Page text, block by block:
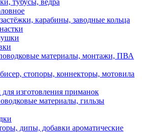
тубусы, вёдра
карабины, заводные кольца
материалы, монтажи, ПВА
стопоры, коннекторы, мотовила
изготовления приманок
материалы, гильзы
дипы, добавки ароматические